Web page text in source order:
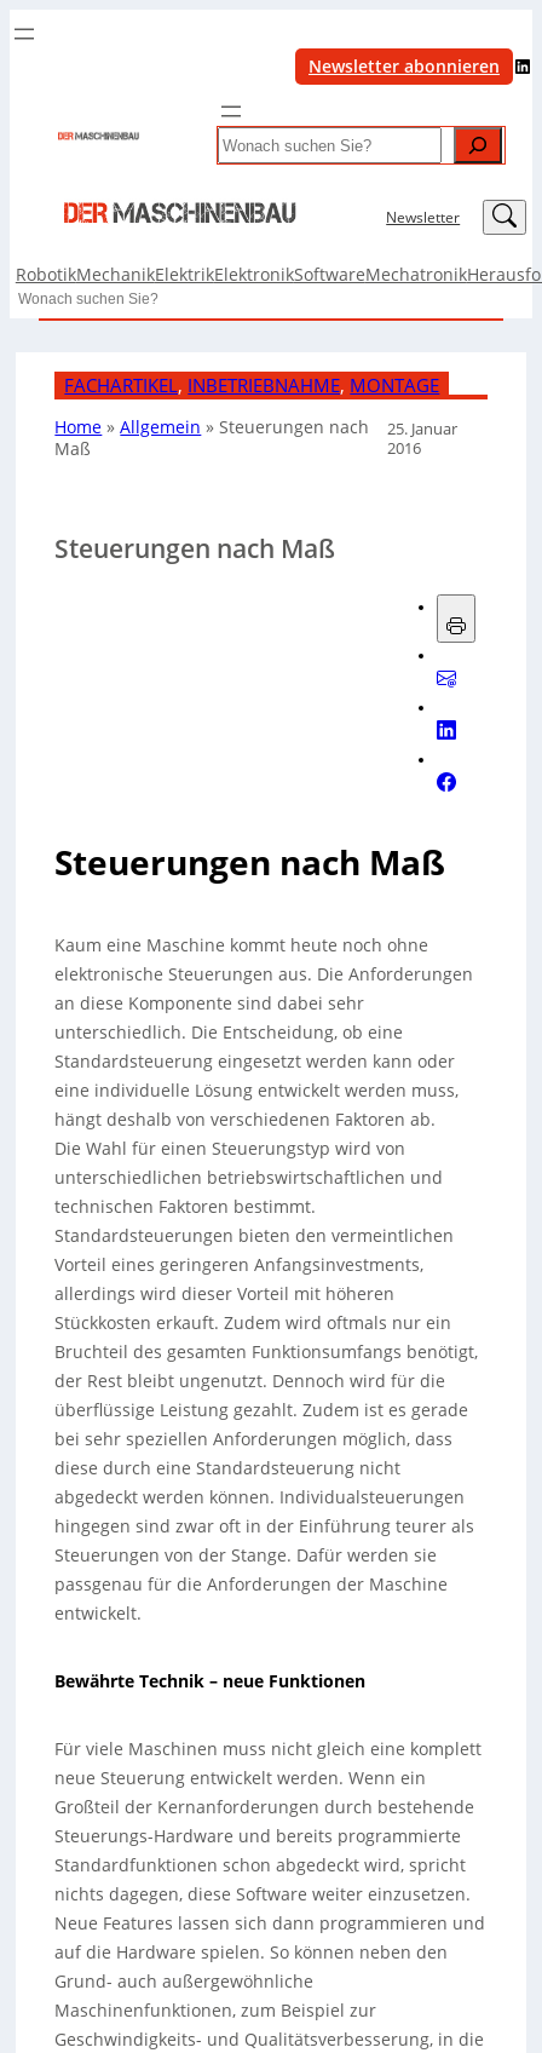
Newsletter abonnieren LinkedIn
Search
Newsletter LinkedIn
RobotikMechanikElektrikElektronikSoftwareMechatronik
Search
FACHARTIKEL, INBETRIEBNAHME, MONTAGE
Home »Allgemein »Steuerungen nach
Maß
25. Januar
2016
Steuerungen nach Maß
Steuerungen nach Maß
Kaum eine Maschine kommt heute noch ohne
elektronische Steuerungen aus. Die Anforderungen
an diese Komponente sind dabei sehr
unterschiedlich. Die Entscheidung, ob eine
Standardsteuerung eingesetzt werden kann oder
eine individuelle Lösung entwickelt werden muss,
hängt deshalb von verschiedenen Faktoren ab.
Die Wahl für einen Steuerungstyp wird von
unterschiedlichen betriebswirtschaftlichen und
technischen Faktoren bestimmt.
Standardsteuerungen bieten den vermeintlichen
Vorteil eines geringeren Anfangsinvestments,
allerdings wird dieser Vorteil mit höheren
Stückkosten erkauft. Zudem wird oftmals nur ein
Bruchteil des gesamten Funktionsumfangs benötigt,
der Rest bleibt ungenutzt. Dennoch wird für die
überflüssige Leistung gezahlt. Zudem ist es gerade
bei sehr speziellen Anforderungen möglich, dass
diese durch eine Standardsteuerung nicht
abgedeckt werden können. Individualsteuerungen
hingegen sind zwar oft in der Einführung teurer als
Steuerungen von der Stange. Dafür werden sie
passgenau für die Anforderungen der Maschine
entwickelt.
Bewährte Technik – neue Funktionen
Für viele Maschinen muss nicht gleich eine komplett
neue Steuerung entwickelt werden. Wenn ein
Großteil der Kernanforderungen durch bestehende
Steuerungs-Hardware und bereits programmierte
Standardfunktionen schon abgedeckt wird, spricht
nichts dagegen, diese Software weiter einzusetzen.
Neue Features lassen sich dann programmieren und
auf die Hardware spielen. So können neben den
Grund- auch außergewöhnliche
Maschinenfunktionen, zum Beispiel zur
Geschwindigkeits- und Qualitätsverbesserung, in die